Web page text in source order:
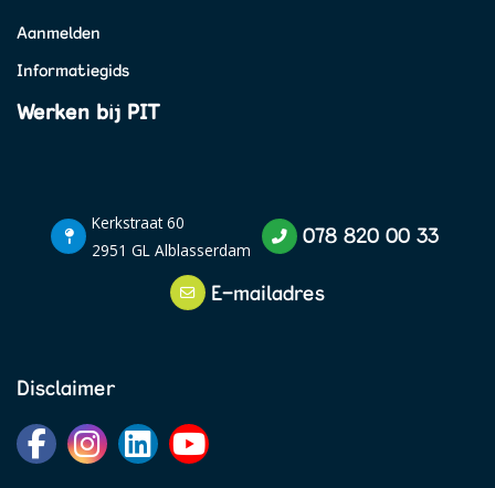
Aanmelden
Informatiegids
Werken bij PIT
Kerkstraat 60
2951 GL Alblasserdam
078 820 00 33
E-mailadres
Disclaimer